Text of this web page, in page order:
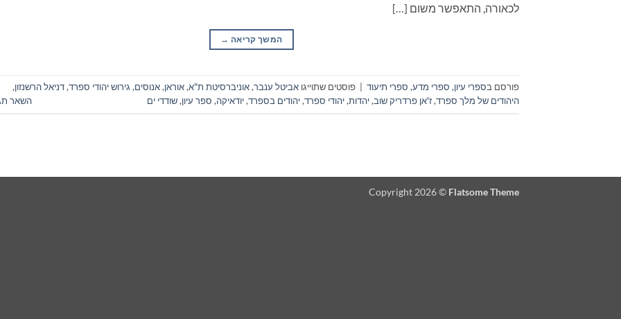
לכאורה, התאפשר משום […]
המשך קריאה →
פורסם בספרי עיון, ספרי מדע, ספרי תיעוד פוסטים שתוייגו אביטל ענבר,אוניברסיטת ת"א,אוראן,אנוסים, גירוש יהודי ספרד,דניאל הרשנזון,
היהודים של מלך ספרד,ז'אן פרדריק שוב,יהדות,יהודי ספרד,יהודים בספרד,יודאיקה, ספר עיון,שודדי ים השאר
Copyright 2026 © Flatsome Theme